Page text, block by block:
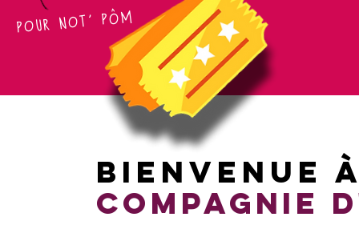
pour not' pôm
Bienvenue
Compagnie